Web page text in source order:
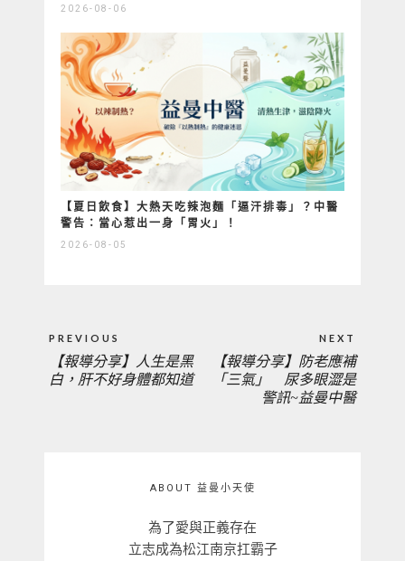
2026-08-06
【夏日飲食】大熱天吃辣泡麵「逼汗排毒」？中醫
警告：當心惹出一身「胃火」！
2026-08-05
導
PREVIOUS
PREVIOUS
【報導分享】人生是黑
白，肝不好身體都知道
NEXT
NEXT
POST:
【報導分享】防老應補
「三氣」 尿多眼澀是
警訊~益曼中醫
ABOUT 益曼小天使
為了愛與正義存在
立志成為松江南京扛霸子